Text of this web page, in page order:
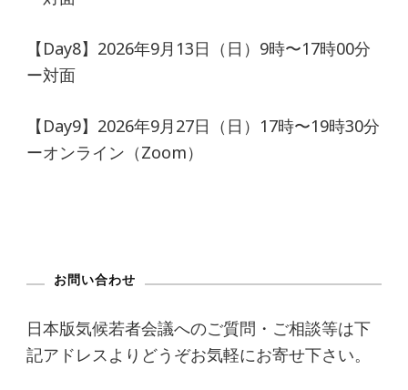
【Day8】2026年9月13日（日）9時〜17時00分
ー対面
【Day9】2026年9月27日（日）17時〜19時30分
ーオンライン（Zoom）
お問い合わせ
日本版気候若者会議へのご質問・ご相談等は下
記アドレスよりどうぞお気軽にお寄せ下さい。